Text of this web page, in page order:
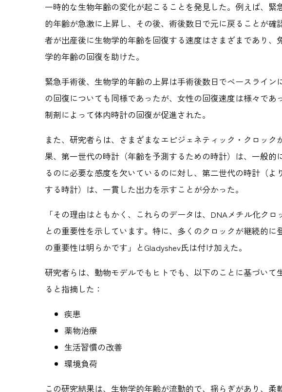
一時的な生物年齢の変化が起こることを発見した。例えば、緊
的年齢が急激に上昇し、その後、術後数日で元に戻ることが
者が出産後に生物学的年齢を回復する速度はさまざまであり、
学的年齢の回復を助けた。
緊急手術後、生物学的年齢の上昇は手術後数日でベースライン
の回復についても同様であったが、女性の回復速度は様々であ
制剤によって体内時計の回復が促進された。
また、研究者らは、さまざまなエピジェネティック・クロッ
果、第一世代の時計（年齢を予測するための時計）は、一般的
るのに必要な感度を欠いているのに対し、第二世代の時計（
する時計）は、一貫した出力を示すことが分かった。
「その理由はともかく、これらのデータは、DNAメチル化ク
との重要性を示しています。特に、多くのクロックが継続的に
の重要性は明らかです」とGladyshev氏は付け加えた。
研究者らは、動物モデルでもヒトでも、以下のことに基づいて
ると指摘した：
疾患
薬物治療
生活習慣の改善
環境負荷
この研究結果は、生物学的年齢が流動的で、揺らぎがあり、柔